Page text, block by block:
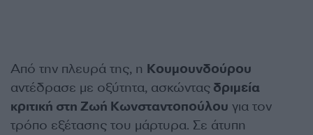
Από την πλευρά της, η Κουμουνδούρου
αντέδρασε με οξύτητα, ασκώντας δριμεία
κριτική στη Ζωή Κωνσταντοπούλου για τον
τρόπο εξέτασης του μάρτυρα. Σε άτυπη